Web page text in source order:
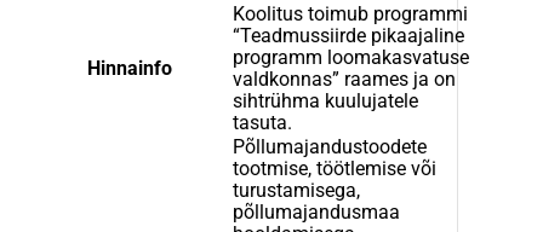
Hinnainfo
Koolitus toimub programmi
“Teadmussiirde pikaajaline
programm loomakasvatuse
valdkonnas” raames ja on
sihtrühma kuulujatele
tasuta.
Põllumajandustoodete
tootmise, töötlemise või
turustamisega,
põllumajandusmaa